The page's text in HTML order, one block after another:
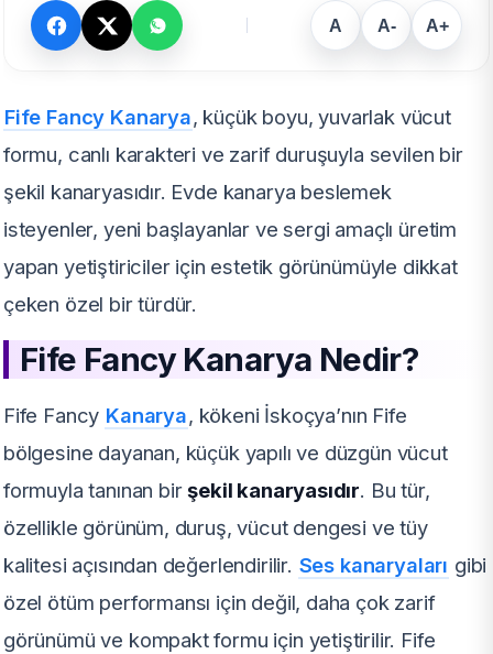
A A- A+
Fife Fancy Kanarya, küçük boyu, yuvarlak vücut
formu, canlı karakteri ve zarif duruşuyla sevilen bir
şekil kanaryasıdır. Evde kanarya beslemek
isteyenler, yeni başlayanlar ve sergi amaçlı üretim
yapan yetiştiriciler için estetik görünümüyle dikkat
çeken özel bir türdür.
Fife Fancy Kanarya Nedir?
Fife Fancy Kanarya, kökeni İskoçya’nın Fife
bölgesine dayanan, küçük yapılı ve düzgün vücut
formuyla tanınan birşekil kanaryasıdır. Bu tür,
özellikle görünüm, duruş, vücut dengesi ve tüy
kalitesi açısından değerlendirilir. Ses kanaryaları gibi
özel ötüm performansı için değil, daha çok zarif
görünümü ve kompakt formu için yetiştirilir. Fife